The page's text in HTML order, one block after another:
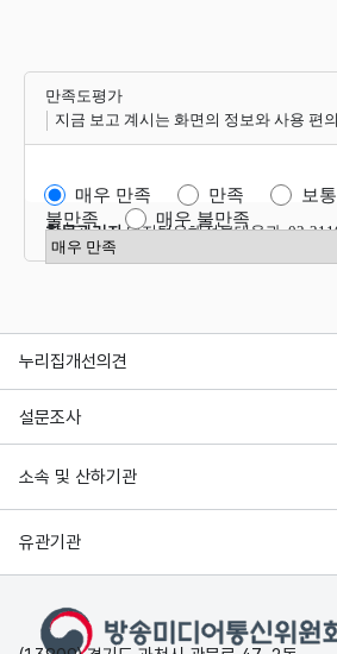
만족도평가
지금 보고 계시는 화면의 정보와 사용 편
매우 만족 만족
보통
불만족
매우 불만족
만족도 점수 선택
항목관리자디지털유해정보대응과 02-
누리집개선의견
설문조사
소속 및 산하기관
유관기관